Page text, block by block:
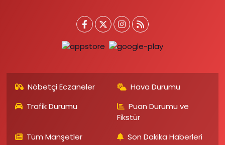
Nöbetçi Eczaneler
Hava Durumu
Trafik Durumu
Puan Durumu ve
Fikstür
Tüm Manşetler
Son Dakika Haberleri